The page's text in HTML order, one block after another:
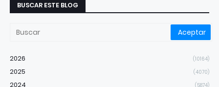
BUSCAR ESTE BLOG
2026 (10164)
2025 (4070)
2024 (5874)